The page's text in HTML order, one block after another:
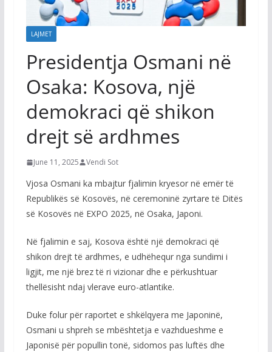
LAJMET
Presidentja Osmani në
Osaka: Kosova, një
demokraci që shikon
drejt së ardhmes
June 11, 2025 Vendi Sot
Vjosa Osmani ka mbajtur fjalimin kryesor në emër të
Republikës së Kosovës, në ceremoninë zyrtare të Ditës
së Kosovës në EXPO 2025, në Osaka, Japoni.
Në fjalimin e saj, Kosova është një demokraci që
shikon drejt të ardhmes, e udhëhequr nga sundimi i
ligjit, me një brez të ri vizionar dhe e përkushtuar
thellësisht ndaj vlerave euro-atlantike.
Duke folur për raportet e shkëlqyera me Japoninë,
Osmani u shpreh se mbështetja e vazhdueshme e
Japonisë për popullin tonë, sidomos pas luftës dhe